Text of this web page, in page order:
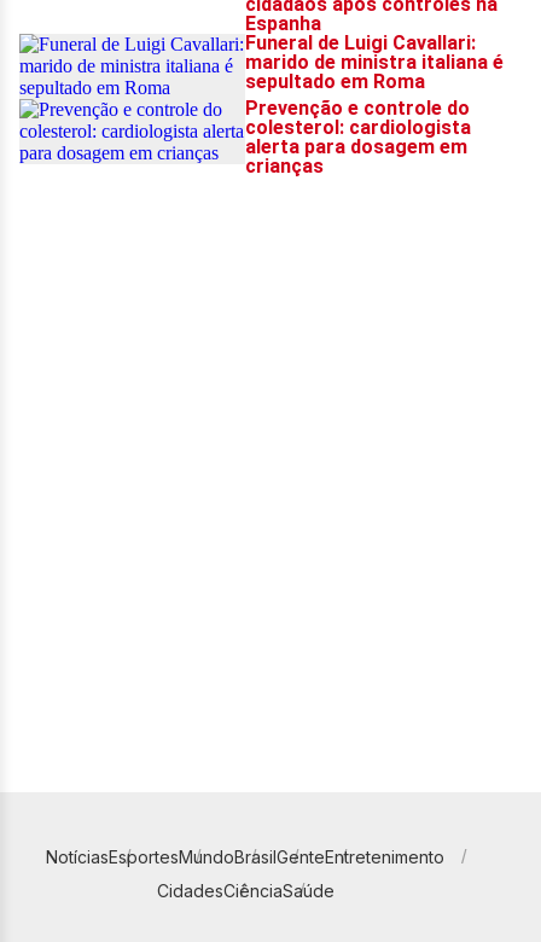
NotíciasEsportesMundoBrasilGenteEntretenimento
CidadesCiênciaSaúde